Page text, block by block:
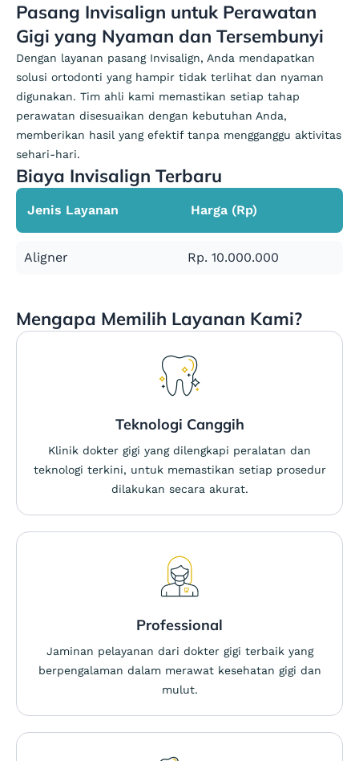
Pasang Invisalign untuk Perawatan
Gigi yang Nyaman dan Tersembunyi
Dengan layanan pasang Invisalign, Anda mendapatkan
solusi ortodonti yang hampir tidak terlihat dan nyaman
digunakan. Tim ahli kami memastikan setiap tahap
perawatan disesuaikan dengan kebutuhan Anda,
memberikan hasil yang efektif tanpa mengganggu aktivitas
sehari-hari.
Biaya Invisalign Terbaru
Jenis Layanan Harga (Rp)
Aligner Rp. 10.000.000
Mengapa Memilih Layanan Kami?
Teknologi Canggih
Klinik dokter gigi yang dilengkapi peralatan dan
teknologi terkini, untuk memastikan setiap prosedur
dilakukan secara akurat.
Professional
Jaminan pelayanan dari dokter gigi terbaik yang
berpengalaman dalam merawat kesehatan gigi dan
mulut.